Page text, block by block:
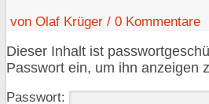
von Olaf Krüger / 0 Kommentare
Dieser Inhalt ist
Passwort ein, um ihn anzeigen
Passwort: